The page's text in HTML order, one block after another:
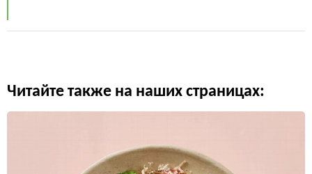
Читайте также на наших страницах: